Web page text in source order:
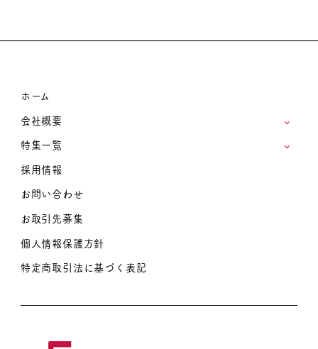
ホーム
会社概要
特集一覧
採用情報
お問い合わせ
お取引先募集
個人情報保護方針
特定商取引法に基づく表記